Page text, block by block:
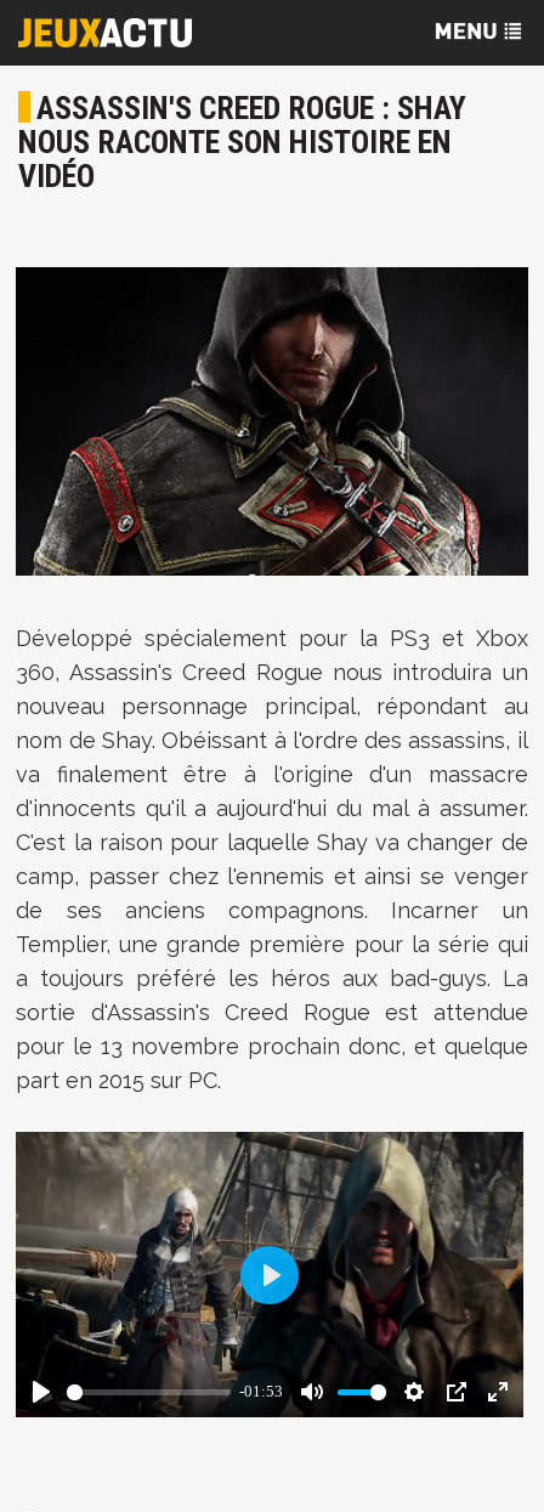
ASSASSIN'S CREED ROGUE : SHAY
NOUS RACONTE SON HISTOIRE EN
VIDÉO
Développé spécialement pour la PS3 et Xbox
360, Assassin's Creed Rogue nous introduira un
nouveau personnage principal, répondant au
nom de Shay. Obéissant à l'ordre des assassins, il
va finalement être à l'origine d'un massacre
d'innocents qu'il a aujourd'hui du mal à assumer.
C'est la raison pour laquelle Shay va changer de
camp, passer chez l'ennemis et ainsi se venger
de ses anciens compagnons. Incarner un
Templier, une grande première pour la série qui
a toujours préféré les héros aux bad-guys. La
sortie d'Assassin's Creed Rogue est attendue
pour le 13 novembre prochain donc, et quelque
part en 2015 sur PC.